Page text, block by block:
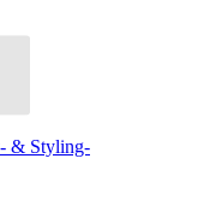
& Styling-